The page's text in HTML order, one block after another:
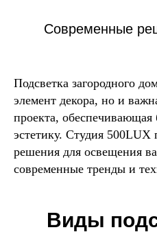
Современные
Подсветка загородного
элемент декора, но и
проекта, обеспечивающая
эстетику. Студия 500LUX
решения для освещения
современные тренды и
Виды